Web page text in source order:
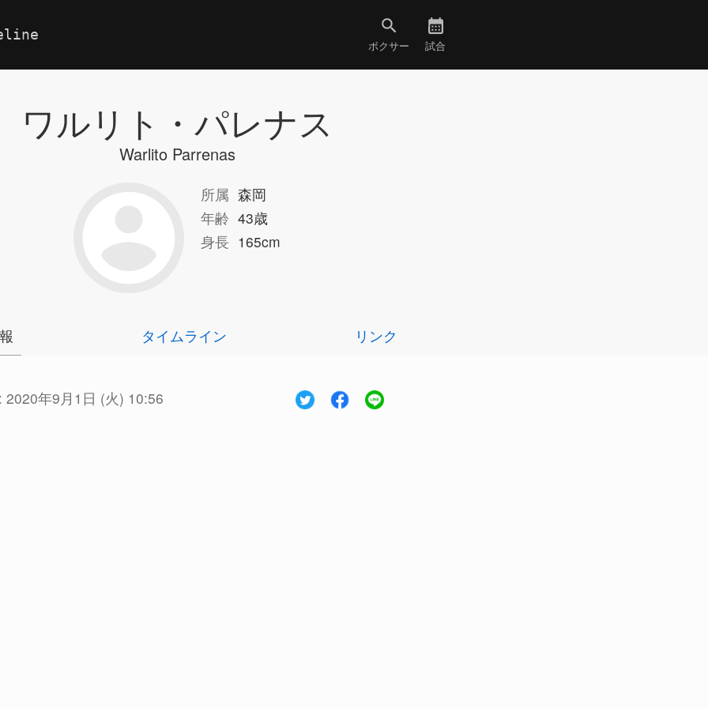
ボクサー 試合
ワルリト・パレナス
Warlito Parrenas
所属 森岡
年齢 43歳
身長 165cm
タイムライン リンク
2020年9月1日 (火) 10:56